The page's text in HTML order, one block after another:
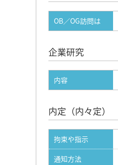
OB／OG訪問は
企業研究
内容
内定（内々定）
拘束や指示
通知方法